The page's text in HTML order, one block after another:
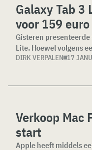
Galaxy Tab
voor 159 euro
Gisteren presenteerde
Lite. Hoewel volgens
DIRK VERPALEN 17
Verkoop Mac
start
Apple heeft middels